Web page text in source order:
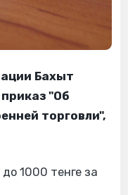
Бахыт
"Об
торговли",